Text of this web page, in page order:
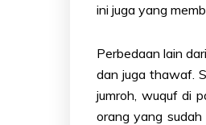
ini juga yang
Perbedaan lain dari
dan juga thawaf.
jumroh, wuquf di
orang yang